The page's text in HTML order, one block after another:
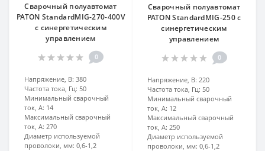
Сварочный полуавтомат
PATON StandardMIG-270-400V
с синергетическим
управлением
0
Напряжение, В: 380
Частота тока, Гц: 50
Минимальный сварочный
ток, А: 14
Максимальный сварочный
ток, А: 270
Диаметр используемой
проволоки, мм: 0,6-1,2
Сварочный полуавтомат
PATON StandardMIG-250 с
синергетическим
управлением
0
Напряжение, В: 220
Частота тока, Гц: 50
Минимальный сварочный
ток, А: 12
Максимальный сварочный
ток, А: 250
Диаметр используемой
проволоки, мм: 0,6-1,2